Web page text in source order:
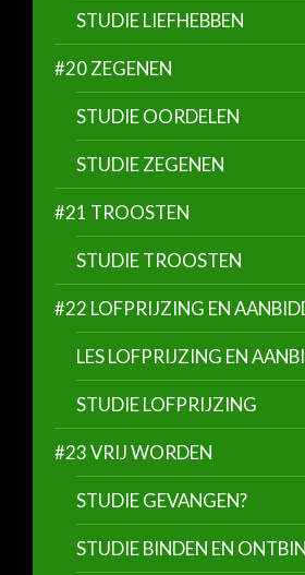
STUDIE LIEFHEBBEN
#20 ZEGENEN
STUDIE OORDELEN
STUDIE ZEGENEN
#21 TROOSTEN
STUDIE TROOSTEN
#22 LOFPRIJZING EN
LES LOFPRIJZING EN
STUDIE LOFPRIJZING
#23 VRIJ WORDEN
STUDIE GEVANGEN?
STUDIE BINDEN EN